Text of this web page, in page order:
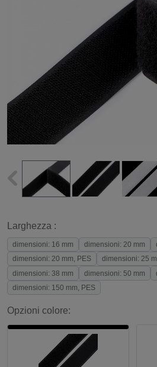
Larghezza :
dimensioni: 16 mm dimensioni: 20 mm
dimensioni: 20 mm, PES
dimensioni: 25
dimensioni: 38 mm
dimensioni: 50 mm
dimensioni: 150 mm, PES
Opzioni colore: